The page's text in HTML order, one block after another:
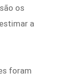
os
a
foram